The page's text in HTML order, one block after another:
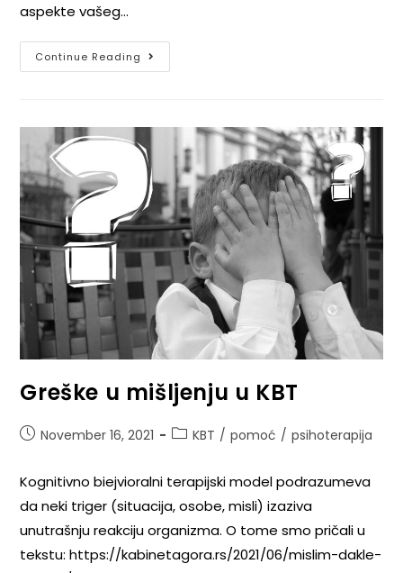
aspekte vašeg…
Continue Reading
Greške u mišljenju u KBT
November 16, 2021 KBT / pomoć / psihoterapija
Kognitivno biejvioralni terapijski model podrazumeva
da neki triger (situacija, osobe, misli) izaziva
unutrašnju reakciju organizma. O tome smo pričali u
tekstu: https://kabinetagora.rs/2021/06/mislim-dakle-